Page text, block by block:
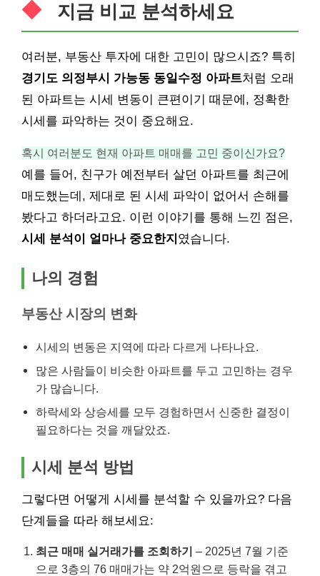
지금 비교 분석하세요
여러분, 부동산 투자에 대한 고민이 많으시죠? 특히
경기도 의정부시 가능동 동일수정 아파트처럼 오래
된 아파트는 시세 변동이 큰편이기 때문에, 정확한
시세를 파악하는 것이 중요해요.
혹시 여러분도 현재 아파트 매매를 고민 중이신가요?
예를 들어, 친구가 예전부터 살던 아파트를 최근에
매도했는데, 제대로 된 시세 파악이 없어서 손해를
봤다고 하더라고요. 이런 이야기를 통해 느낀 점은,
시세 분석이 얼마나 중요한지 였습니다.
나의 경험
부동산 시장의 변화
시세의 변동은 지역에 따라 다르게 나타나요.
많은 사람들이 비슷한 아파트를 두고 고민하는 경우
가 많습니다.
하락세와 상승세를 모두 경험하면서 신중한 결정이
필요하다는 것을 깨달았죠.
시세 분석 방법
그렇다면 어떻게 시세를 분석할 수 있을까요? 다음
단계들을 따라 해보세요:
최근 매매 실거래가를 조회하기 – 2025년 7월 기준
으로 3층의 76 매매가는 약 2억원으로 등락을 겪고